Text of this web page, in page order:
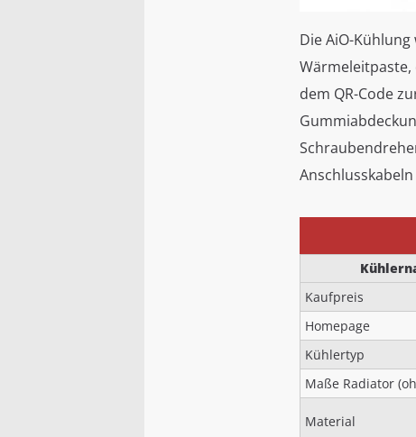
Die AiO-
dem QR-Code
Kaufpreis
Homepage
Kühlertyp
Maße Radiator
Material